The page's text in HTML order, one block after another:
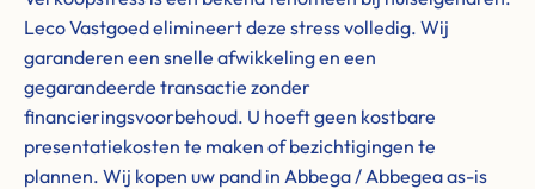
Leco Vastgoed elimineert deze stress volledig. Wij
garanderen een snelle afwikkeling en een
gegarandeerde transactie zonder
financieringsvoorbehoud. U hoeft geen kostbare
presentatiekosten te maken of bezichtigingen te
plannen. Wij kopen uw pand in Abbega / Abbegea as-is